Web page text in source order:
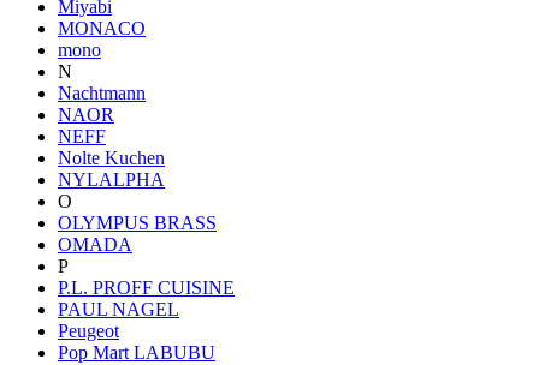
Miyabi
MONACO
mono
N
Nachtmann
NAOR
NEFF
Nolte Kuchen
NYLALPHA
O
OLYMPUS BRASS
OMADA
P
P.L. PROFF CUISINE
PAUL NAGEL
Peugeot
Pop Mart LABUBU